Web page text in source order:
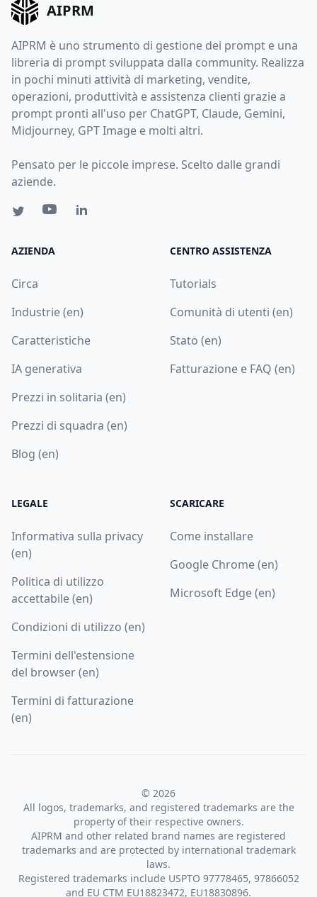
AIPRM
AIPRM è uno strumento di gestione dei prompt e una
libreria di prompt sviluppata dalla community. Realizza
in pochi minuti attività di marketing, vendite,
operazioni, produttività e assistenza clienti grazie a
prompt pronti all'uso per ChatGPT, Claude, Gemini,
Midjourney, GPT Image e molti altri.
Pensato per le piccole imprese. Scelto dalle grandi
aziende.
AZIENDA
Circa
Industrie (en)
Caratteristiche
IA generativa
Prezzi in solitaria (en)
Prezzi di squadra (en)
Blog (en)
CENTRO ASSISTENZA
Tutorials
Comunità di utenti (en)
Stato (en)
Fatturazione e FAQ (en)
LEGALE
Informativa sulla privacy
(en)
Politica di utilizzo
accettabile (en)
Condizioni di utilizzo (en)
Termini dell'estensione
del browser (en)
Termini di fatturazione
(en)
SCARICARE
Come installare
Google Chrome (en)
Microsoft Edge (en)
© 2026
All logos, trademarks, and registered trademarks are the
property of their respective owners.
AIPRM and other related brand names are registered
trademarks and are protected by international trademark
laws.
Registered trademarks include USPTO 97778465, 97866052
and EU CTM EU18823472, EU18830896.